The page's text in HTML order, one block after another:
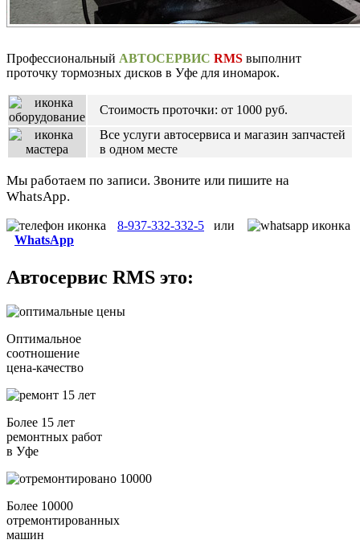
Профессиональный АВТОСЕРВИС RMS выполнит
проточку тормозных дисков в Уфе для иномарок.
Стоимость проточки: от 1000 руб.
Все услуги автосервиса и магазин запчастей
в одном месте
Мы работаем по записи. Звоните или пишите на
WhatsApp.
8-937-332-332-5 или
WhatsApp
Автосервис RMS это:
Оптимальное
соотношение
цена-качество
Более 15 лет
ремонтных работ
в Уфе
Более 10000
отремонтированных
машин